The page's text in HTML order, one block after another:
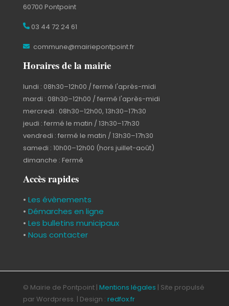
60700 Pontpoint
03 44 72 24 61
commune@mairiepontpoint.fr
Horaires de la mairie
lundi : 08h30–12h00 / fermé l'après-midi
mardi : 08h30–12h00 / fermé l'après-midi
mercredi : 08h30–12h00, 13h30–17h30
jeudi : fermé le matin / 13h30–17h30
vendredi : fermé le matin / 13h30–17h30
samedi : 10h00–12h00 (hors juillet-août)
dimanche : Fermé
Accès rapides
• Les évènements
• Démarches en ligne
• Les bulletins municipaux
• Nous contacter
© Mairie de Pontpoint | Mentions légales | Site propulsé
par Wordpress. | Design : redfox.fr